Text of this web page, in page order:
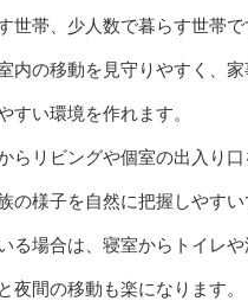
世帯、少人数で暮らす世帯で
内の移動を見守りやすく、
すい環境を作れます。
らリビングや個室の出入り
の様子を自然に把握しやすい
る場合は、寝室からトイレ
夜間の移動も楽になります。